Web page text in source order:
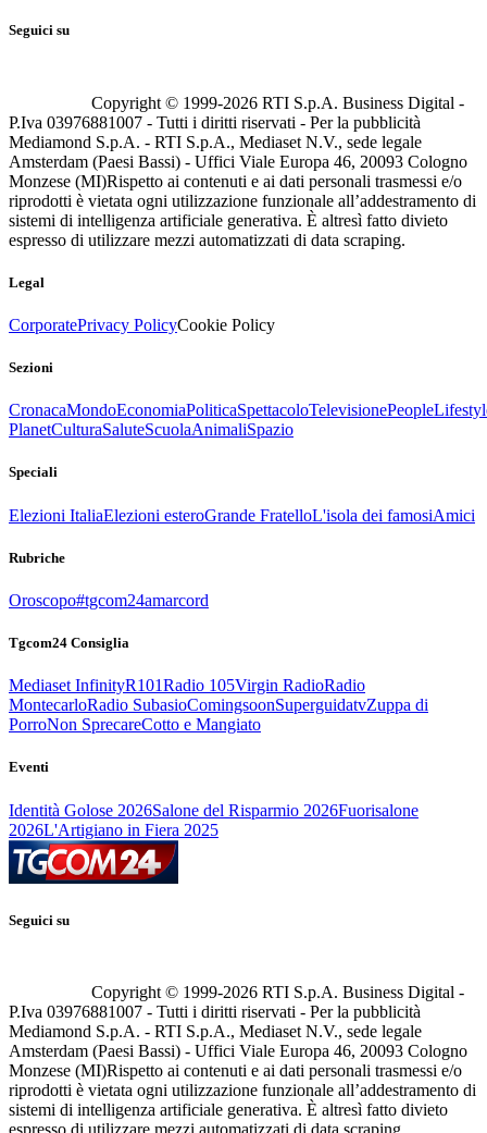
Seguici su
Copyright © 1999-2026 RTI S.p.A. Business Digital -
P.Iva 03976881007 - Tutti i diritti riservati - Per la pubblicità
Mediamond S.p.A. - RTI S.p.A., Mediaset N.V., sede legale
Amsterdam (Paesi Bassi) - Uffici Viale Europa 46, 20093 Cologno
Monzese (MI)Rispetto ai contenuti e ai dati personali trasmessi e/o
riprodotti è vietata ogni utilizzazione funzionale all’addestramento di
sistemi di intelligenza artificiale generativa. È altresì fatto divieto
espresso di utilizzare mezzi automatizzati di data scraping.
Legal
CorporatePrivacy PolicyCookie Policy
Sezioni
CronacaMondoEconomiaPoliticaSpettacoloTelevisionePeople
PlanetCulturaSaluteScuolaAnimaliSpazio
Speciali
Elezioni ItaliaElezioni esteroGrande FratelloL'isola dei famosiAmici
Rubriche
Oroscopo#tgcom24amarcord
Tgcom24 Consiglia
Mediaset InfinityR101Radio 105Virgin RadioRadio
MontecarloRadio SubasioComingsoonSuperguidatvZuppa di
PorroNon SprecareCotto e Mangiato
Eventi
Identità Golose 2026Salone del Risparmio 2026Fuorisalone
2026L'Artigiano in Fiera 2025
Seguici su
Copyright © 1999-2026 RTI S.p.A. Business Digital -
P.Iva 03976881007 - Tutti i diritti riservati - Per la pubblicità
Mediamond S.p.A. - RTI S.p.A., Mediaset N.V., sede legale
Amsterdam (Paesi Bassi) - Uffici Viale Europa 46, 20093 Cologno
Monzese (MI)Rispetto ai contenuti e ai dati personali trasmessi e/o
riprodotti è vietata ogni utilizzazione funzionale all’addestramento di
sistemi di intelligenza artificiale generativa. È altresì fatto divieto
espresso di utilizzare mezzi automatizzati di data scraping.